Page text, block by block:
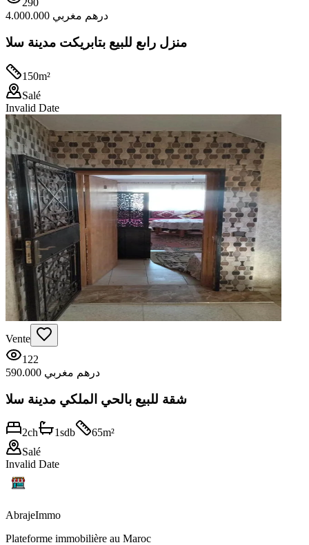
290
4.000.000 درهم مغربي
منزل راىع للبيع بتابريكت مدينة سلا
150m²
Salé
Invalid Date
Vente
122
590.000 درهم مغربي
شقة للبيع بالحي الملكي مدينة سلا
2ch 1sdb 65m²
Salé
Invalid Date
AbrajeImmo
Plateforme immobilière au Maroc